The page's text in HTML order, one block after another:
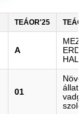
TEÁOR'25
A
01